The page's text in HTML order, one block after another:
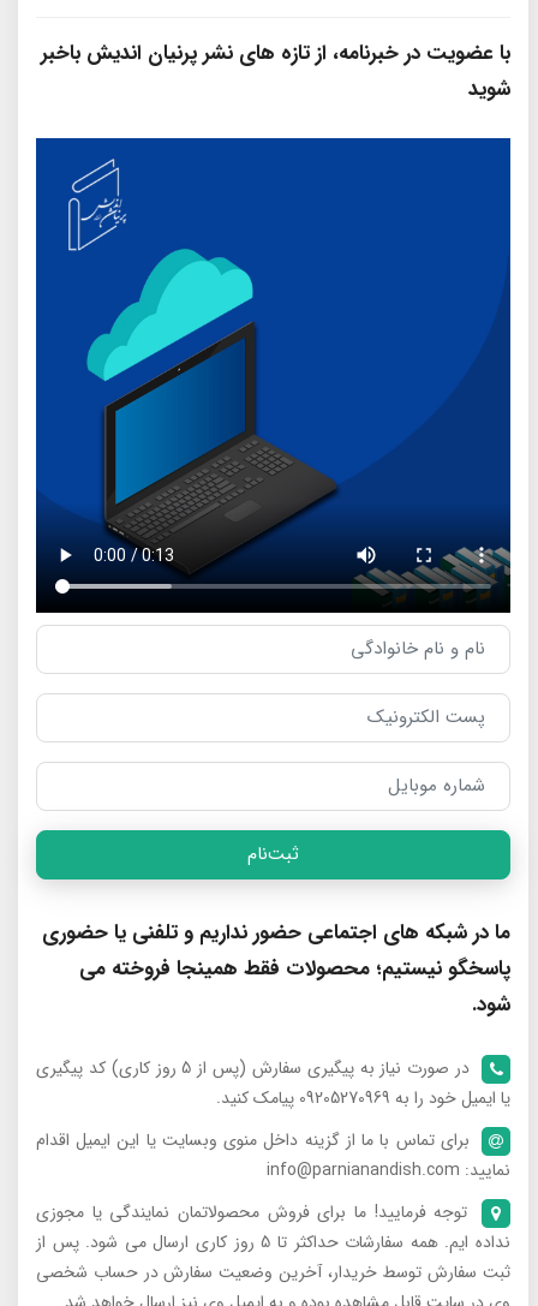
با عضویت در خبرنامه، از تازه‌ های نشر پرنیان‌ اندیش باخبر
شوید
ثبت‌نام
ما در شبکه های اجتماعی حضور نداریم و تلفنی یا حضوری
پاسخگو نیستیم؛ محصولات فقط همینجا فروخته می
شود.
در صورت نیاز به پیگیری سفارش (پس از 5 روز کاری) کد پیگیری
یا ایمیل خود را به 09205270969 پیامک کنید.
برای تماس با ما از گزینه داخل منوی وبسایت یا این ایمیل اقدام
نمایید: info@parnianandish.com
توجه فرمایید! ما برای فروش محصولاتمان نمایندگی یا مجوزی
نداده ایم. همه سفارشات حداکثر تا 5 روز کاری ارسال می شود. پس از
ثبت سفارش توسط خریدار، آخرین وضعیت سفارش در حساب شخصی